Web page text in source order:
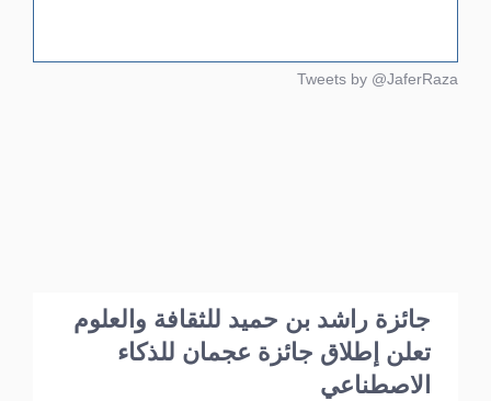
Tweets by @JaferRaza
جائزة راشد بن حميد للثقافة والعلوم
تعلن إطلاق جائزة عجمان للذكاء
الاصطناعي